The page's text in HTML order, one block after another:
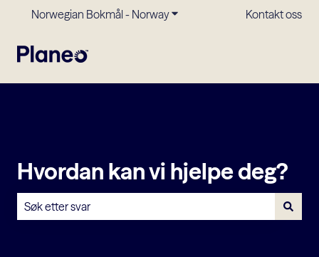
Norwegian Bokmål - NorwayVis undermeny forKontakt oss
Hvordan kan vi hjelpe deg?